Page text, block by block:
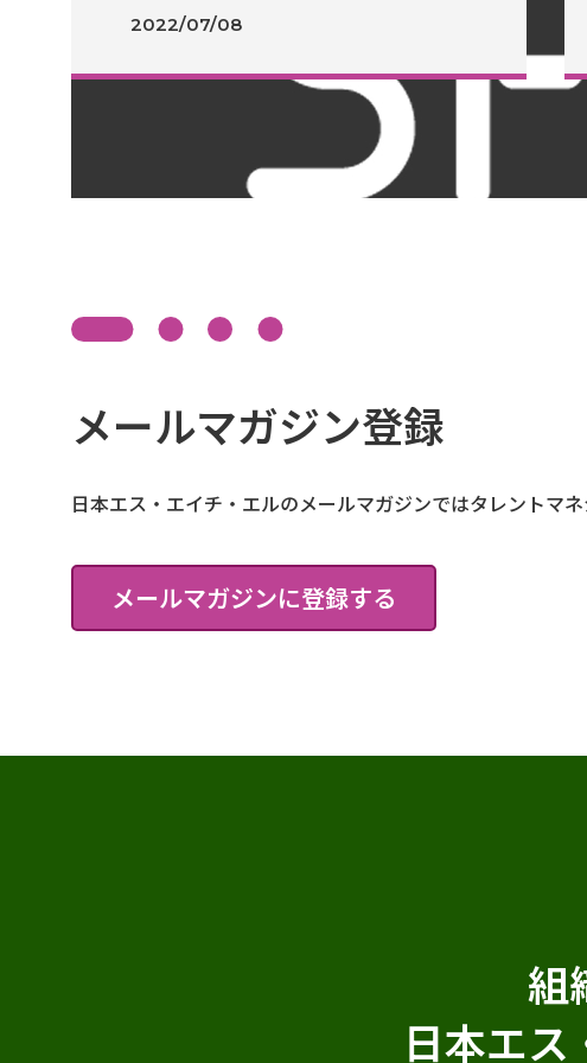
2022/07/08
メールマガジン登録
日本エス・エイチ・エルのメールマガジンではタレントマ
メールマガジンに登録する
組
日本エス